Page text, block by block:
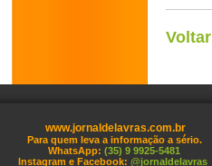
Voltar
www.jornaldelavras.com.br
Para quem leva a informação a sério.
WhatsApp: (35) 9 9925-5481
Instagram e Facebook: @jornaldelavras